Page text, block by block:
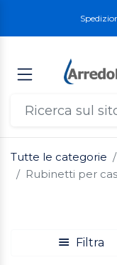
Tutte le categorie
Rubinetti per
Filtra